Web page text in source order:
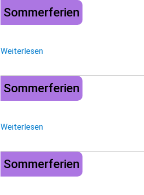
Sommerferien
Weiterlesen
Sommerferien
Weiterlesen
Sommerferien